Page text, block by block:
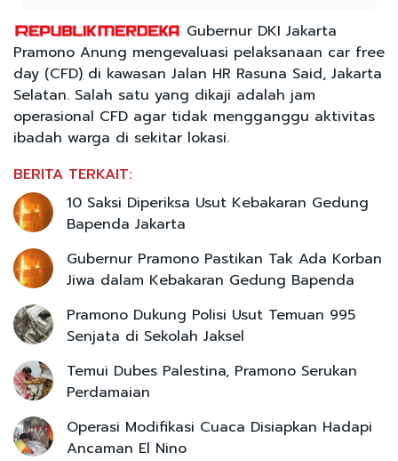
Gubernur DKI Jakarta
Pramono Anung mengevaluasi pelaksanaan car free
day (CFD) di kawasan Jalan HR Rasuna Said, Jakarta
Selatan. Salah satu yang dikaji adalah jam
operasional CFD agar tidak mengganggu aktivitas
ibadah warga di sekitar lokasi.
BERITA TERKAIT:
10 Saksi Diperiksa Usut Kebakaran Gedung
Bapenda Jakarta
Gubernur Pramono Pastikan Tak Ada Korban
Jiwa dalam Kebakaran Gedung Bapenda
Pramono Dukung Polisi Usut Temuan 995
Senjata di Sekolah Jaksel
Temui Dubes Palestina, Pramono Serukan
Perdamaian
Operasi Modifikasi Cuaca Disiapkan Hadapi
Ancaman El Nino